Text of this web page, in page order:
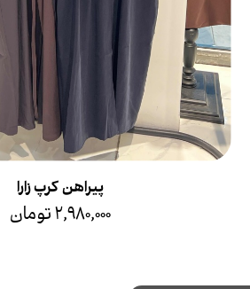
پیراهن کرپ زارا
۲,۹۸۰,۰۰۰ تومان